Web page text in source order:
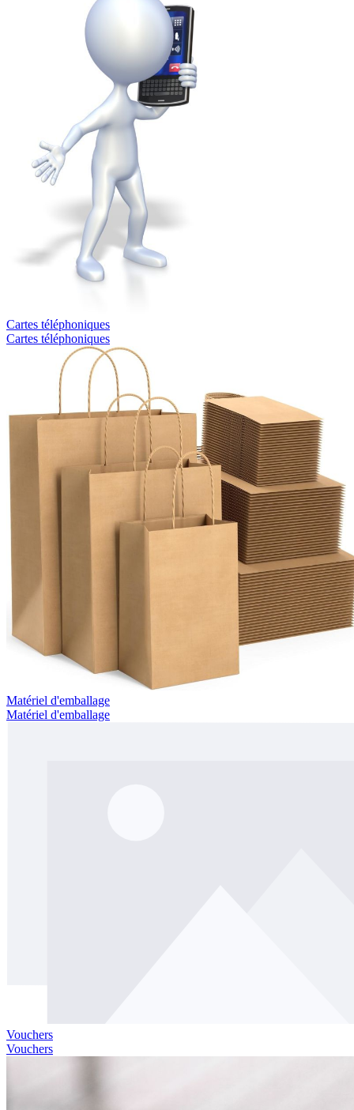
Cartes téléphoniques
Cartes téléphoniques
Matériel d'emballage
Matériel d'emballage
Vouchers
Vouchers